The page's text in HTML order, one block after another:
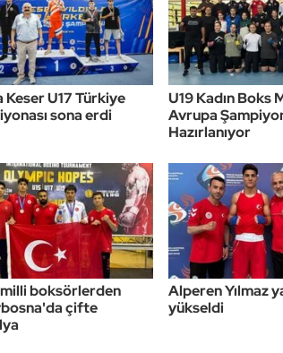
Keser U17 Türkiye
sona erdi
U19 Kadın Boks
Avrupa
Hazırlanıyor
boksörlerden
çifte
Alperen Yılmaz
yükseldi